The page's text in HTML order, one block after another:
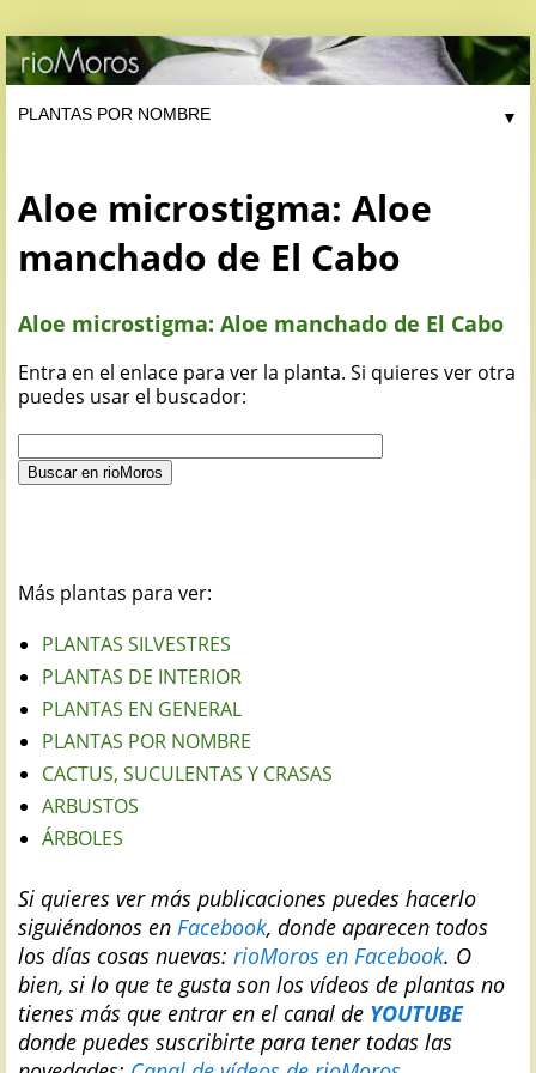
▼
Aloe microstigma: Aloe
manchado de El Cabo
Aloe microstigma: Aloe manchado de El Cabo
Entra en el enlace para ver la planta. Si quieres ver otra
puedes usar el buscador:
Más plantas para ver:
PLANTAS SILVESTRES
PLANTAS DE INTERIOR
PLANTAS EN GENERAL
PLANTAS POR NOMBRE
CACTUS, SUCULENTAS Y CRASAS
ARBUSTOS
ÁRBOLES
Si quieres ver más publicaciones puedes hacerlo
siguiéndonos en Facebook, donde aparecen todos
los días cosas nuevas: rioMoros en Facebook. O
bien, si lo que te gusta son los vídeos de plantas no
tienes más que entrar en el canal de YOUTUBE
donde puedes suscribirte para tener todas las